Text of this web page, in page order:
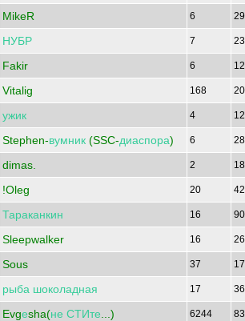
MikeR 6
НУБР 7
Fakir 6
Vitalig 168
ужик 4
Stephen-вумник (SSC-диаспора) 6
dimas. 2
!Oleg 20
Тараканкин 16
Sleepwalker 16
Sous 37
рыба шоколадная 17
Evgеsha(не СТИте ...) 6244